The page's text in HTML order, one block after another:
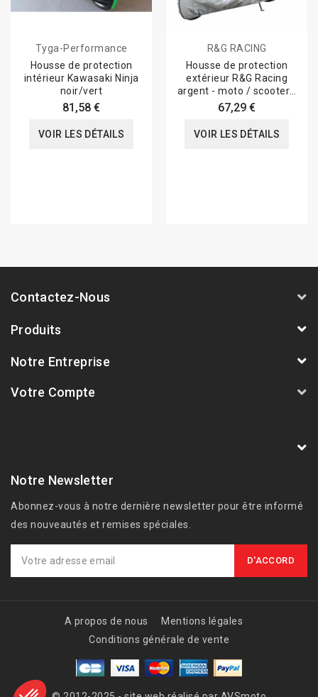
Tyga-Performance
Housse de protection
intérieur Kawasaki Ninja
noir/vert
81,58 €
VOIR LES DÉTAILS
R&G RACING
Housse de protection
extérieur R&G Racing
argent - moto / scooter -
universelle
67,29 €
VOIR LES DÉTAILS
Contactez-Nous
Produits
Notre Entreprise
Votre Compte
Notre Newsletter
Abonnez-vous à notre dernière newsletter pour être informé
des nouveautés et remises spéciales.
A propos de nous
Mentions légales
Conditions générale de vente